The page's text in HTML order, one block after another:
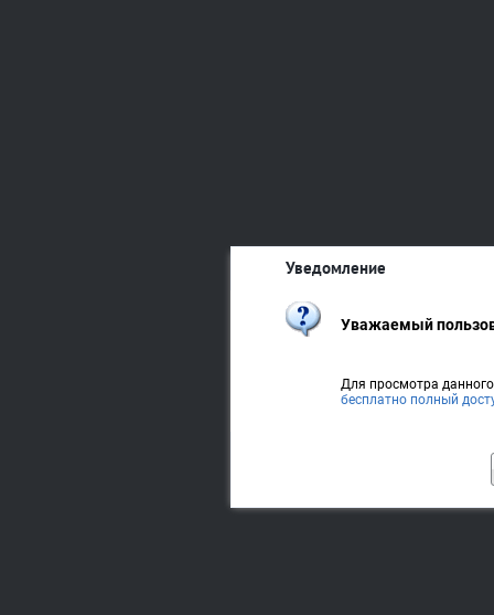
Уведомление
Уважаемый
Для просмотра
бесплатно полный